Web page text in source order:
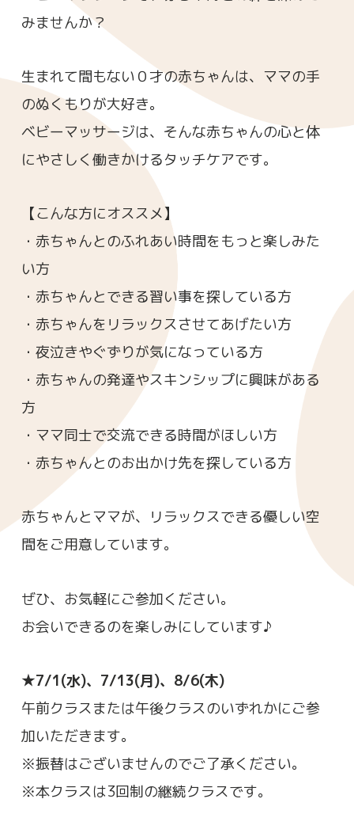
みませんか？
生まれて間もない０才の赤ちゃんは、ママの手
のぬくもりが大好き。
ベビーマッサージは、そんな赤ちゃんの心と体
にやさしく働きかけるタッチケアです。
【こんな方にオススメ】
・赤ちゃんとのふれあい時間をもっと楽しみた
い方
・赤ちゃんとできる習い事を探している方
・赤ちゃんをリラックスさせてあげたい方
・夜泣きやぐずりが気になっている方
・赤ちゃんの発達やスキンシップに興味がある
方
・ママ同士で交流できる時間がほしい方
・赤ちゃんとのお出かけ先を探している方
赤ちゃんとママが、リラックスできる優しい空
間をご用意しています。
ぜひ、お気軽にご参加ください。
お会いできるのを楽しみにしています♪
★7/1(水)、7/13(月)、8/6(木)
午前クラスまたは午後クラスのいずれかにご参
加いただきます。
※振替はございませんのでご了承ください。
※本クラスは3回制の継続クラスです。